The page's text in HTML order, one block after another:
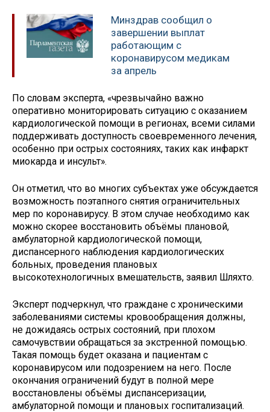
Минздрав сообщил о
завершении выплат
работающим с
коронавирусом медикам
за апрель
По словам эксперта, «чрезвычайно важно
оперативно мониторировать ситуацию с оказанием
кардиологической помощи в регионах, всеми силами
поддерживать доступность своевременного лечения,
особенно при острых состояниях, таких как инфаркт
миокарда и инсульт».
Он отметил, что во многих субъектах уже обсуждается
возможность поэтапного снятия ограничительных
мер по коронавирусу. В этом случае необходимо как
можно скорее восстановить объёмы плановой,
амбулаторной кардиологической помощи,
диспансерного наблюдения кардиологических
больных, проведения плановых
высокотехнологичных вмешательств, заявил Шляхто.
Эксперт подчеркнул, что граждане с хроническими
заболеваниями системы кровообращения должны,
не дожидаясь острых состояний, при плохом
самочувствии обращаться за экстренной помощью.
Такая помощь будет оказана и пациентам с
коронавирусом или подозрением на него. После
окончания ограничений будут в полной мере
восстановлены объёмы диспансеризации,
амбулаторной помощи и плановых госпитализаций.